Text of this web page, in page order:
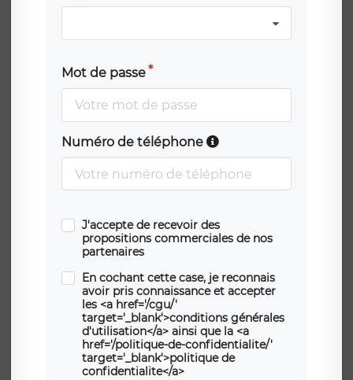
Mot de passe
Numéro de téléphone
J'accepte de recevoir des
propositions commerciales de nos
partenaires
En cochant cette case, je reconnais
avoir pris connaissance et accepter
les <a href='/cgu/'
target='_blank'>conditions générales
d'utilisation</a> ainsi que la <a
href='/politique-de-confidentialite/'
target='_blank'>politique de
confidentialite</a>